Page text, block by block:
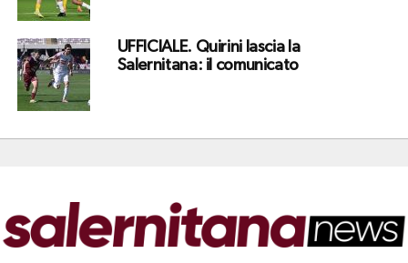
UFFICIALE. Quirini lascia la
Salernitana: il comunicato